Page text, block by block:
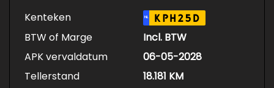
Kenteken NL KPH25D
BTW of Marge
Incl. BTW
APK vervaldatum
06-05-2028
Tellerstand
18.181 KM